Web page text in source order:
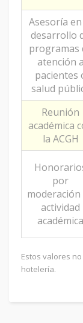
Asesoría
desarrollo
programas
atención a
pacientes
salud
Reunión
académica
la ACGH
por
moderación
actividad
académica
Estos valores
hotelería.